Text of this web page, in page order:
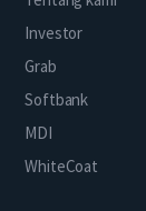
Investor
Grab
Softbank
MDI
WhiteCoat